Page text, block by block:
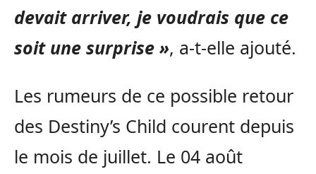
devait arriver, je voudrais que ce
soit une surprise », a-t-elle ajouté.
Les rumeurs de ce possible retour
des Destiny’s Child courent depuis
le mois de juillet. Le 04 août